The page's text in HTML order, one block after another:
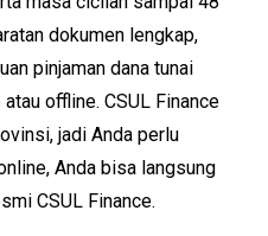
dokumen lengkap,
pinjaman dana tunai
offline. CSUL Finance
jadi Anda perlu
Anda bisa langsung
CSUL Finance.